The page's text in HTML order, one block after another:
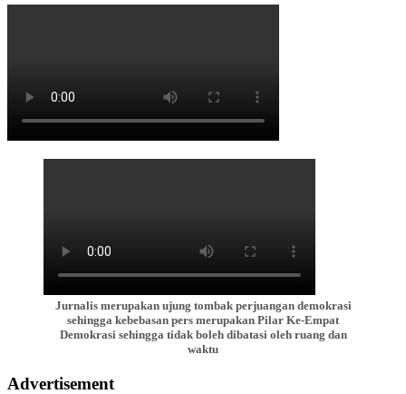
Jurnalis merupakan ujung tombak perjuangan demokrasi
sehingga kebebasan pers merupakan Pilar Ke-Empat
Demokrasi sehingga tidak boleh dibatasi oleh ruang dan
waktu
Advertisement